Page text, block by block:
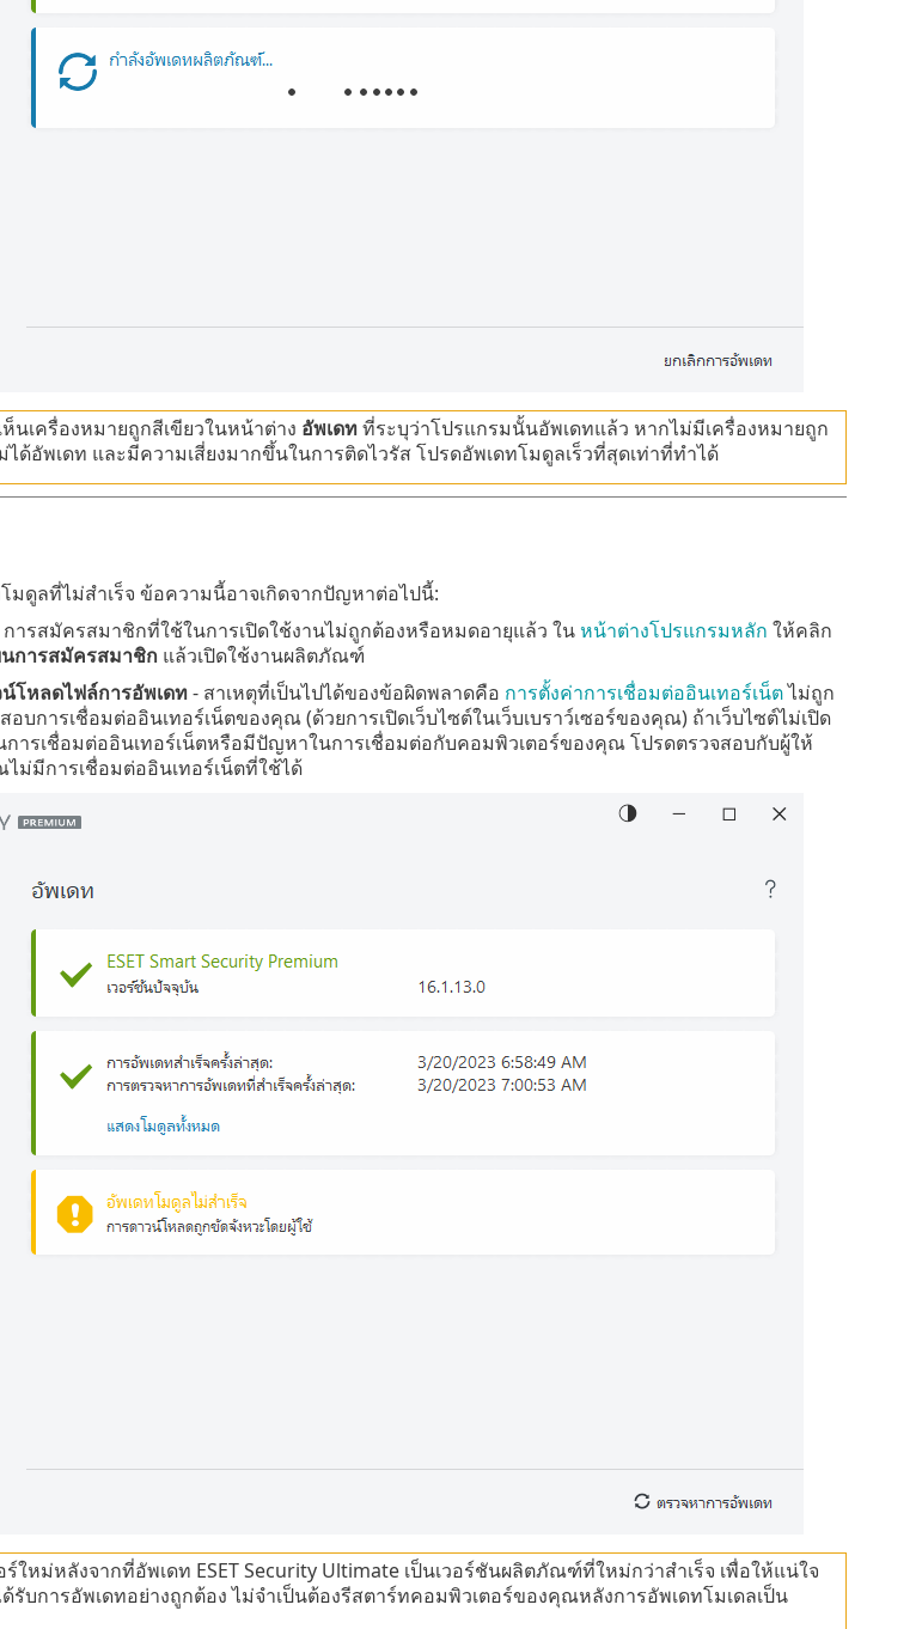
เครื่องหมายถูกสีเขียวในหน้าต่าง อัพเดทที่ระบุว่าโปรแกรมนั้นอัพเดทแล้ว หากไม่มีเครื่องหมายถูก
ได้อัพเดท และมีความเสี่ยงมากขึ้นในการติดไวรัส โปรดอัพเดทโมดูลเร็วที่สุดเท่าที่ทำได้
ดูลที่ไม่สำเร็จ ข้อความนี้อาจเกิดจากปัญหาต่อไปนี้:
รสมัครสมาชิกที่ใช้ในการเปิดใช้งานไม่ถูกต้องหรือหมดอายุแล้ว ในหน้าต่างโปรแกรมหลัก ให้คลิก
นการสมัครสมาชิก แล้วเปิดใช้งานผลิตภัณฑ์
โหลดไฟล์การอัพเดท- สาเหตุที่เป็นไปได้ของข้อผิดพลาดคือ การตั้งค่าการเชื่อมต่ออินเทอร์เน็ตไม่ถูก
บการเชื่อมต่ออินเทอร์เน็ตของคุณ (ด้วยการเปิดเว็บไซต์ในเว็บเบราว์เซอร์ของคุณ) ถ้าเว็บไซต์ไม่เปิด
การเชื่อมต่ออินเทอร์เน็ตหรือมีปัญหาในการเชื่อมต่อกับคอมพิวเตอร์ของคุณ โปรดตรวจสอบกับผู้ให้
ม่มีการเชื่อมต่ออินเทอร์เน็ตที่ใช้ได้
ใหม่หลังจากที่อัพเดท ESET Security Ultimate เป็นเวอร์ชันผลิตภัณฑ์ที่ใหม่กว่าสำเร็จ เพื่อให้แน่ใจ
บการอัพเดทอย่างถูกต้อง ไม่จำเป็นต้องรีสตาร์ทคอมพิวเตอร์ของคุณหลังการอัพเดทโมเดลเป็น